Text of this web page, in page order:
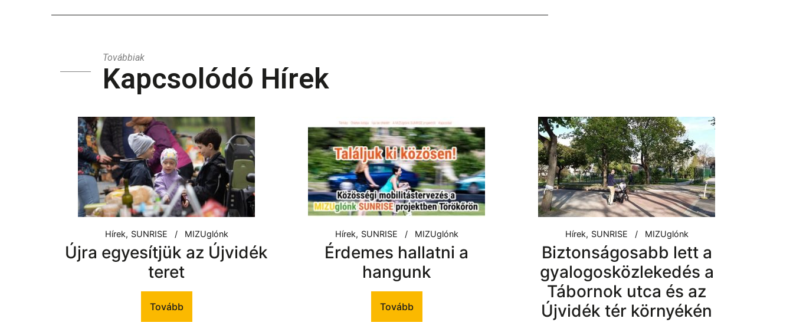
Továbbiak
Kapcsolódó Hírek
Hírek SUNRISE MIZUglónk
Újra egyesítjük az Újvidék
teret
Tovább
Hírek SUNRISE MIZUglónk
Érdemes hallatni a
hangunk
Tovább
Hírek SUNRISE MIZUglónk
Biztonságosabb lett a
gyalogosközlekedés a
Tábornok utca és az
Újvidék tér környékén